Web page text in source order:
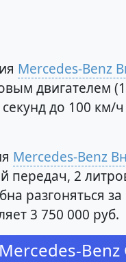
Mercedes-Benz
двигателем
секунд до 100
Mercedes-Benz
передач, 2
разгоняться
3 750 000 руб.
Benz